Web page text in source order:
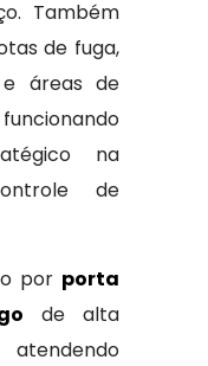
Também
de fuga,
áreas de
na
de
por porta
de alta
atendendo